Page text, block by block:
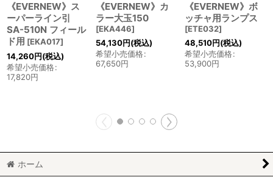
《EVERNEW》ス
ーパーライン引
SA-510N フィール
ド用 [EKA017]
14,260円(税込)
希望小売価格:
17,820円
《EVERNEW》カ
ラー大玉150
[EKA446]
54,130円(税込)
希望小売価格:
67,650円
《EVERNEW》ボ
ッチャ用ランプス
[ETE032]
48,510円(税込)
希望小売価格:
53,900円
ホーム